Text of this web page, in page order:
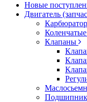
Новые
Двигатель
Карбюратор
Клапаны